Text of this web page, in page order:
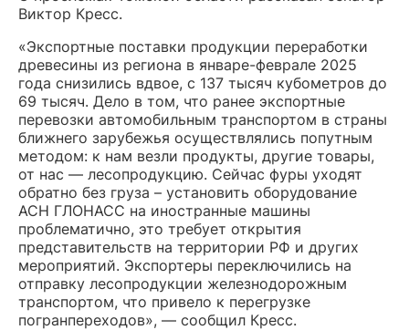
Виктор Кресс.
«Экспортные поставки продукции переработки
древесины из региона в январе-феврале 2025
года снизились вдвое, с 137 тысяч кубометров до
69 тысяч. Дело в том, что ранее экспортные
перевозки автомобильным транспортом в страны
ближнего зарубежья осуществлялись попутным
методом: к нам везли продукты, другие товары,
от нас — лесопродукцию. Сейчас фуры уходят
обратно без груза – установить оборудование
АСН ГЛОНАСС на иностранные машины
проблематично, это требует открытия
представительств на территории РФ и других
мероприятий. Экспортеры переключились на
отправку лесопродукции железнодорожным
транспортом, что привело к перегрузке
погранпереходов», — сообщил Кресс.